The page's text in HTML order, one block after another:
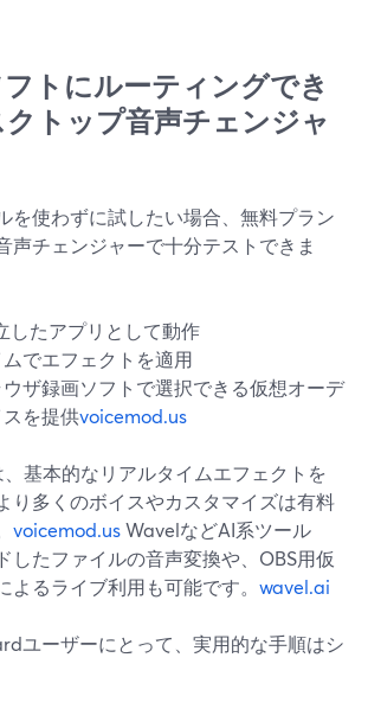
トにルーティングでき
トップ音声チェンジャ
を使わずに試したい場合、無料プラン
声チェンジャーで十分テストできま
したアプリとして動作
でエフェクトを適用
ザ録画ソフトで選択できる仮想オーデ
を提供voicemod.us
基本的なリアルタイムエフェクトを
り多くのボイスやカスタマイズは有料
voicemod.usWavelなどAI系ツール
したファイルの音声変換や、OBS用仮
よるライブ利用も可能です。 wavel.ai
ユーザーにとって、実用的な手順はシ